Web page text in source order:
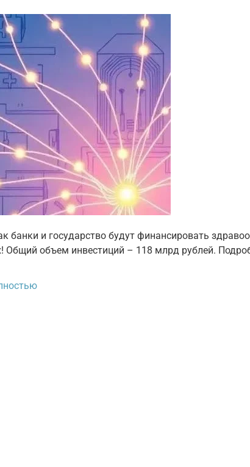
банки и государство будут финансировать
Общий объем инвестиций – 118 млрд рублей.